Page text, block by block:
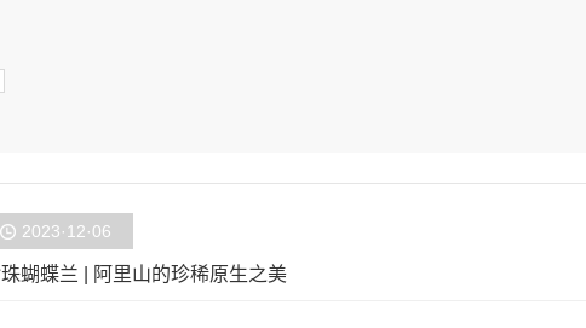
2023·12·06
蝴蝶兰 | 阿里山的珍稀原生之美